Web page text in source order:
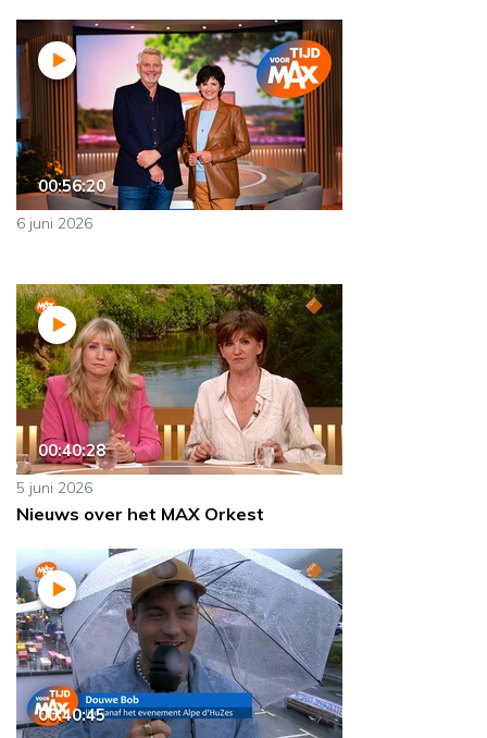
00:56:20
6 juni 2026
00:40:28
5 juni 2026
Nieuws over het MAX Orkest
00:40:45